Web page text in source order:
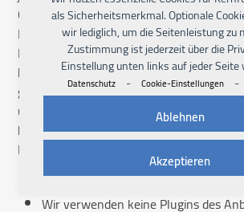
als Sicherheitsmerkmal. Optionale
wir lediglich, um die Seitenleistung zu
Zustimmung ist jederzeit über die
Einstellung unten links auf jeder Seite
Datenschutz - Cookie-Einstellungen -
Akzeptieren
Ablehnen
Grundsätzlich sind wir gemeinsam mit der
Plattform für die beim Besuch unseres
Datenverarbeitungsvorgänge
können Sie Ihre Betroffenenrechte gem.
gegenüber der Social Media-Plattform als
uns geltend machen. Wir weisen jedoch
keinen Einfluss auf die Datenverarbeitung
Media-Plattform nehmen können.
Wir verwenden keine Plugins des